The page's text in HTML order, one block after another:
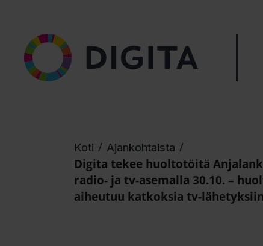
Koti / Ajankohtaista /
Digita tekee huoltotöitä
radio- ja tv-asemalla 30.10. –
aiheutuu katkoksia tv-lähetyksiin